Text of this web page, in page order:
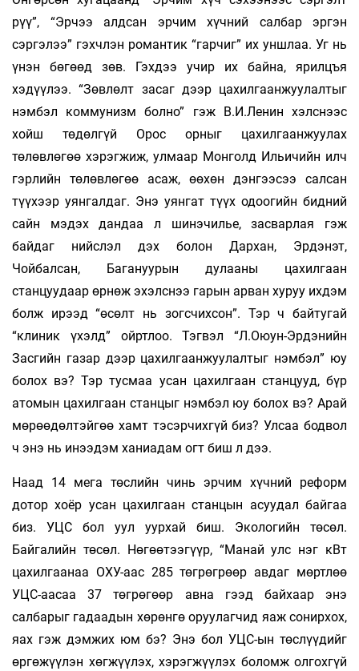
рүү”, “Эрчээ алдсан эрчим хүчний салбар эргэн
сэргэлээ” гэхчлэн романтик “гарчиг” их уншлаа. Уг нь
үнэн бөгөөд зөв. Гэхдээ учир их байна, ярилцъя
хэдүүлээ. “Зөвлөлт засаг дээр цахилгаанжуулалтыг
нэмбэл коммунизм болно” гэж В.И.Ленин хэлснээс
хойш төдөлгүй Орос орныг цахилгаанжуулах
төлөвлөгөө хэрэгжиж, улмаар Монголд Ильичийн илч
гэрлийн төлөвлөгөө асаж, өөхөн дэнгээсээ салсан
түүхээр уянгалдаг. Энэ уянгат түүх одоогийн бидний
сайн мэдэх дандаа л шинэчилье, засварлая гэж
байдаг нийслэл дэх болон Дархан, Эрдэнэт,
Чойбалсан, Багануурын дулааны цахилгаан
станцуудаар өрнөж эхэлснээ гарын арван хуруу ихдэм
болж ирээд “өсөлт нь зогсчихсон”. Тэр ч байтугай
“клиник үхэлд” ойртлоо. Тэгвэл “Л.Оюун-Эрдэнийн
Засгийн газар дээр цахилгаанжуулалтыг нэмбэл” юу
болох вэ? Тэр тусмаа усан цахилгаан станцууд, бүр
атомын цахилгаан станцыг нэмбэл юу болох вэ? Арай
мөрөөдөлтэйгөө хамт тэсэрчихгүй биз? Улсаа бодвол
ч энэ нь инээдэм ханиадам огт биш л дээ.
Наад 14 мега төслийн чинь эрчим хүчний реформ
дотор хоёр усан цахилгаан станцын асуудал байгаа
биз. УЦС бол уул уурхай биш. Экологийн төсөл.
Байгалийн төсөл. Нөгөөтээгүүр, “Манай улс нэг кВт
цахилгаанаа ОХУ-аас 285 төгрөгрөөр авдаг мөртлөө
УЦС-аасаа 37 төгрөгөөр авна гээд байхаар энэ
салбарыг гадаадын хөрөнгө оруулагчид яаж сонирхох,
яах гэж дэмжих юм бэ? Энэ бол УЦС-ын төслүүдийг
өргөжүүлэн хөгжүүлэх, хэрэгжүүлэх боломж олгохгүй